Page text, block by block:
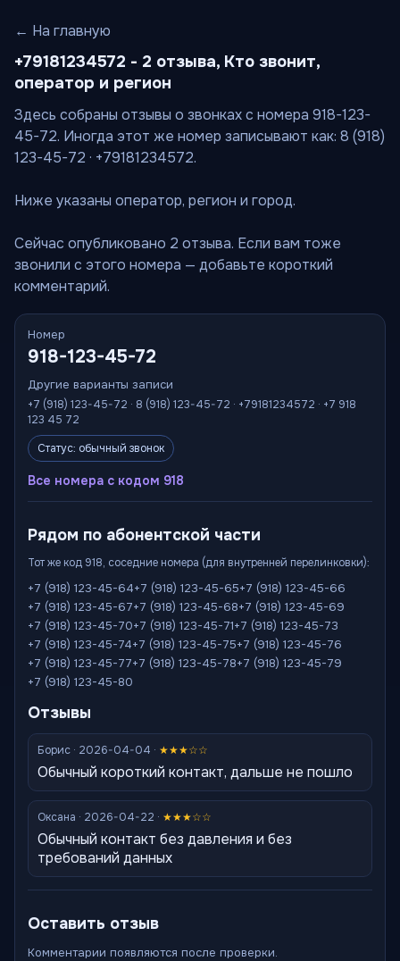
← На главную
+79181234572 - 2 отзыва, Кто звонит,
оператор и регион
Здесь собраны отзывы о звонках с номера 918-123-
45-72. Иногда этот же номер записывают как: 8 (918)
123-45-72 · +79181234572.
Ниже указаны оператор, регион и город.
Сейчас опубликовано 2 отзыва. Если вам тоже
звонили с этого номера — добавьте короткий
комментарий.
Номер
918-123-45-72
Другие варианты записи
+7 (918) 123-45-72 · 8 (918) 123-45-72 · +79181234572 · +7 918
123 45 72
Статус: обычный звонок
Все номера с кодом 918
Рядом по абонентской части
Тот же код 918, соседние номера (для внутренней перелинковки):
+7 (918) 123-45-64+7 (918) 123-45-65+7 (918) 123-45-66
+7 (918) 123-45-67+7 (918) 123-45-68+7 (918) 123-45-69
+7 (918) 123-45-70+7 (918) 123-45-71+7 (918) 123-45-73
+7 (918) 123-45-74+7 (918) 123-45-75+7 (918) 123-45-76
+7 (918) 123-45-77+7 (918) 123-45-78+7 (918) 123-45-79
+7 (918) 123-45-80
Отзывы
Борис · 2026-04-04 · ★★★☆☆
Обычный короткий контакт, дальше не пошло
Оксана · 2026-04-22 · ★★★☆☆
Обычный контакт без давления и без
требований данных
Оставить отзыв
Комментарии появляются после проверки.